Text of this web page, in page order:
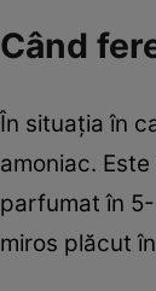
Când
În situaţia în
amoniac.
parfumat în
miros plăcut